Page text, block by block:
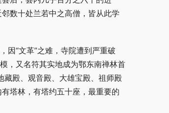
数十处兰若中之高僧，皆从此学
因“文革”之难，寺院遭到严重破
，又名符其实地成为鄂东南禅林首
殿、观音殿、大雄宝殿、祖师殿
塔林，有塔约五十座，最重要的